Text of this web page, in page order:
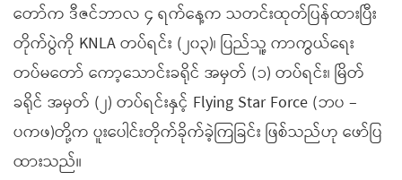
တော်က ဒီဇင်ဘာလ ၄ ရက်နေ့က သတင်းထုတ်ပြန်ထားပြီး
တိုက်ပွဲကို KNLA တပ်ရင်း (၂၀၃)၊ ပြည်သူ့ ကာကွယ်ရေး
တပ်မတော် ကော့သောင်းခရိုင် အမှတ် (၁) တပ်ရင်း၊ မြိတ်
ခရိုင် အမှတ် (၂) တပ်ရင်းနှင့် Flying Star Force (ဘပ –
ပကဖ)တို့က ပူးပေါင်းတိုက်ခိုက်ခဲ့ကြခြင်း ဖြစ်သည်ဟု ဖော်ပြ
ထားသည်။